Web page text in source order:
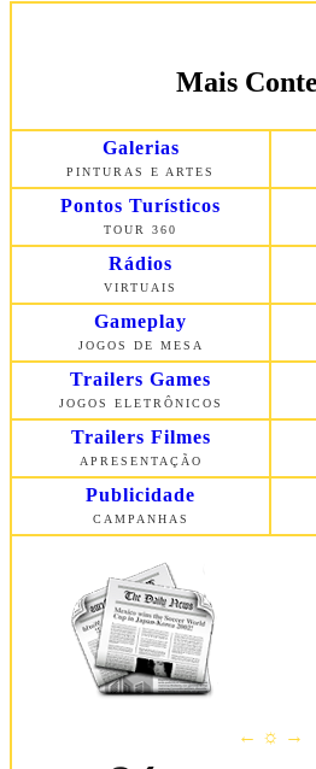
Mais
Galerias
PINTURAS E ARTES
Pontos Turísticos
TOUR 360
Rádios
VIRTUAIS
Gameplay
JOGOS DE MESA
Trailers Games
JOGOS ELETRÔNICOS
Trailers Filmes
APRESENTAÇÃO
Publicidade
CAMPANHAS
← ☼ →